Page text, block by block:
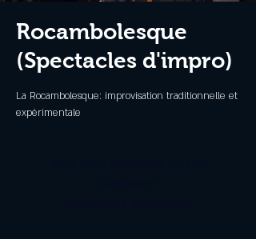
Rocambolesque
(Spectacles d'impro)
La Rocambolesque: improvisation traditionnelle et
expérimentale